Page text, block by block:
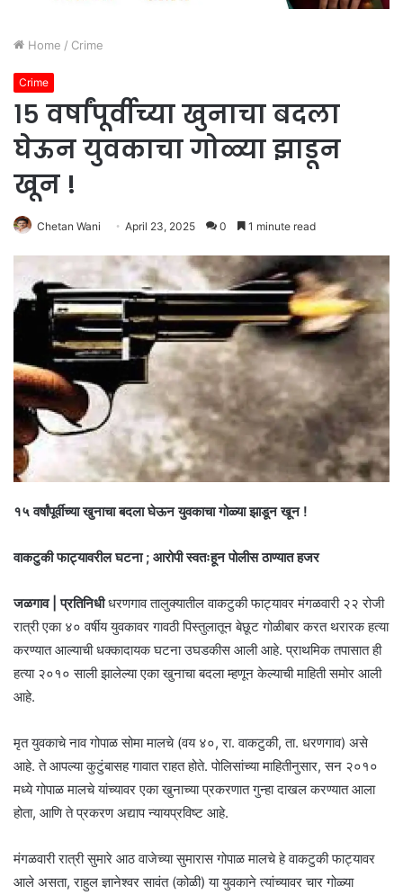
Home / Crime
Crime
१५ वर्षांपूर्वीच्या खुनाचा बदला
घेऊन युवकाचा गोळ्या झाडून
खून !
Chetan Wani April 23, 2025 0 1 minute read
१५ वर्षांपूर्वीच्या खुनाचा बदला घेऊन युवकाचा गोळ्या झाडून खून !
वाकटुकी फाट्यावरील घटना ; आरोपी स्वतःहून पोलीस ठाण्यात हजर
जळगाव | प्रतिनिधीधरणगाव तालुक्यातील वाकटुकी फाट्यावर मंगळवारी २२ रोजी
रात्री एका ४० वर्षीय युवकावर गावठी पिस्तुलातून बेछूट गोळीबार करत थरारक हत्या
करण्यात आल्याची धक्कादायक घटना उघडकीस आली आहे. प्राथमिक तपासात ही
हत्या २०१० साली झालेल्या एका खुनाचा बदला म्हणून केल्याची माहिती समोर आली
आहे.
मृत युवकाचे नाव गोपाळ सोमा मालचे (वय ४०, रा. वाकटुकी, ता. धरणगाव) असे
आहे. ते आपल्या कुटुंबासह गावात राहत होते. पोलिसांच्या माहितीनुसार, सन २०१०
मध्ये गोपाळ मालचे यांच्यावर एका खुनाच्या प्रकरणात गुन्हा दाखल करण्यात आला
होता, आणि ते प्रकरण अद्याप न्यायप्रविष्ट आहे.
मंगळवारी रात्री सुमारे आठ वाजेच्या सुमारास गोपाळ मालचे हे वाकटुकी फाट्यावर
आले असता, राहुल ज्ञानेश्वर सावंत (कोळी) या युवकाने त्यांच्यावर चार गोळ्या